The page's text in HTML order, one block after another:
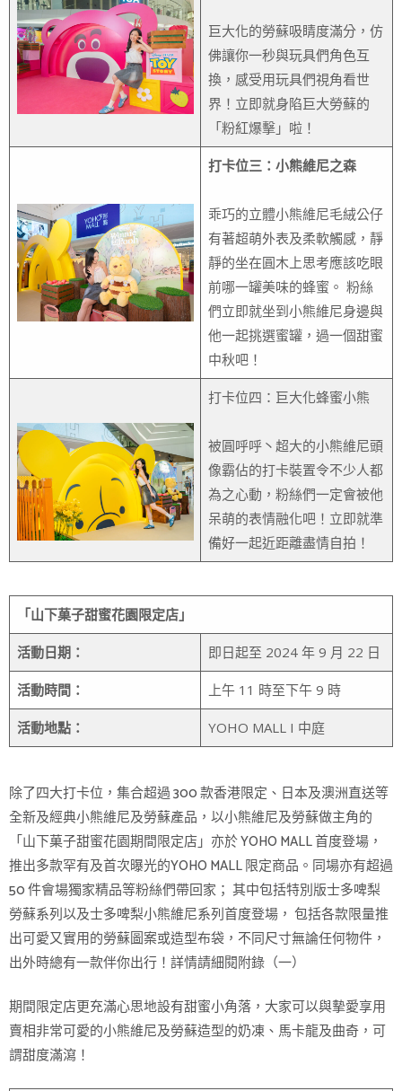
巨大化的勞蘇吸睛度滿分，仿
佛讓你一秒與玩具們角色互
換，感受用玩具們視角看世
界！立即就身陷巨大勞蘇的
「粉紅爆擊」啦！
打卡位三：小熊維尼之森
乖巧的立體小熊維尼毛絨公仔
有著超萌外表及柔軟觸感，靜
靜的坐在圓木上思考應該吃眼
前哪一罐美味的蜂蜜。 粉絲
們立即就坐到小熊維尼身邊與
他一起挑選蜜罐，過一個甜蜜
中秋吧！
打卡位四：巨大化蜂蜜小熊
被圓呼呼丶超大的小熊維尼頭
像霸佔的打卡裝置令不少人都
為之心動，粉絲們一定會被他
呆萌的表情融化吧！立即就準
備好一起近距離盡情自拍！
「山下菓子甜蜜花園限定店」
活動日期： 即日起至 2024 年 9 月 22 日
活動時間： 上午 11 時至下午 9 時
活動地點： YOHO MALL I 中庭
除了四大打卡位，集合超過 300 款香港限定、日本及澳洲直送等
全新及經典小熊維尼及勞蘇產品，以小熊維尼及勞蘇做主角的
「山下菓子甜蜜花園期間限定店」亦於 YOHO MALL 首度登場，
推出多款罕有及首次曝光的YOHO MALL 限定商品。同場亦有超過
50 件會場獨家精品等粉絲們帶回家； 其中包括特別版士多啤梨
勞蘇系列以及士多啤梨小熊維尼系列首度登場， 包括各款限量推
出可愛又實用的勞蘇圖案或造型布袋，不同尺寸無論任何物件，
出外時總有一款伴你出行！詳情請細閱附錄（一）
期間限定店更充滿心思地設有甜蜜小角落，大家可以與摰愛享用
賣相非常可愛的小熊維尼及勞蘇造型的奶凍、馬卡龍及曲奇，可
謂甜度滿瀉！